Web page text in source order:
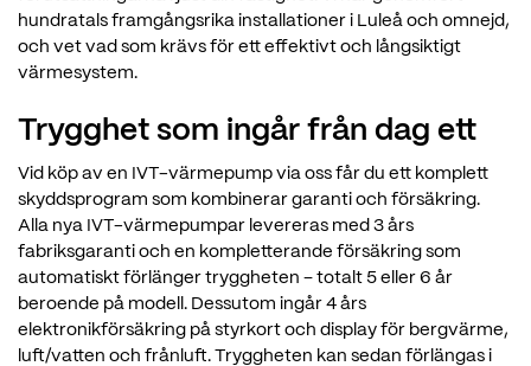
hundratals framgångsrika installationer i Luleå och omnejd,
och vet vad som krävs för ett effektivt och långsiktigt
värmesystem.
Trygghet som ingår från dag ett
Vid köp av en IVT-värmepump via oss får du ett komplett
skyddsprogram som kombinerar garanti och försäkring.
Alla nya IVT-värmepumpar levereras med 3 års
fabriksgaranti och en kompletterande försäkring som
automatiskt förlänger tryggheten – totalt 5 eller 6 år
beroende på modell. Dessutom ingår 4 års
elektronikförsäkring på styrkort och display för bergvärme,
luft/vatten och frånluft. Tryggheten kan sedan förlängas i